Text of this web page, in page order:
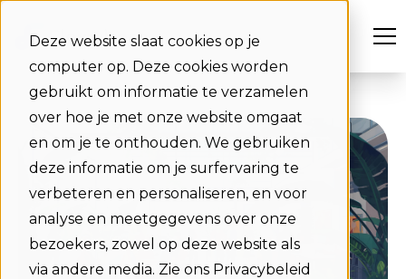
Deze website slaat cookies op je
computer op. Deze cookies worden
gebruikt om informatie te verzamelen
over hoe je met onze website omgaat
en om je te onthouden. We gebruiken
deze informatie om je surfervaring te
verbeteren en personaliseren, en voor
analyse en meetgegevens over onze
bezoekers, zowel op deze website als
via andere media. Zie ons Privacybeleid